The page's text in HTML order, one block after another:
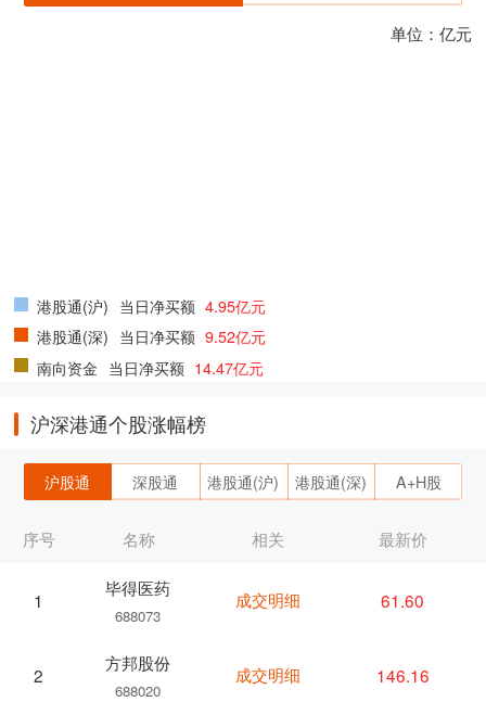
单位：亿元
港股通(沪) 当日净买额 4.95亿元
港股通(深) 当日净买额 9.52亿元
南向资金 当日净买额 14.47亿元
沪深港通个股涨幅榜
沪股通 深股通 港股通(沪) 港股通(深) A+H股
序号 名称
1
毕得医药
688073
2
方邦股份
688020
相关 最新价
成交明细 61.60
成交明细 146.16